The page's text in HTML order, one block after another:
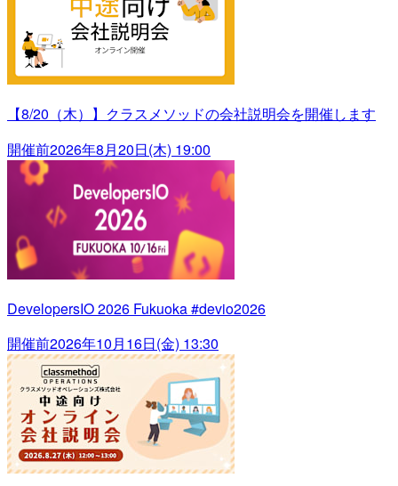
【8/20（木）】クラスメソッドの会社説明会を開催します
開催前2026年8月20日(木) 19:00
DevelopersIO 2026 Fukuoka #devio2026
開催前2026年10月16日(金) 13:30